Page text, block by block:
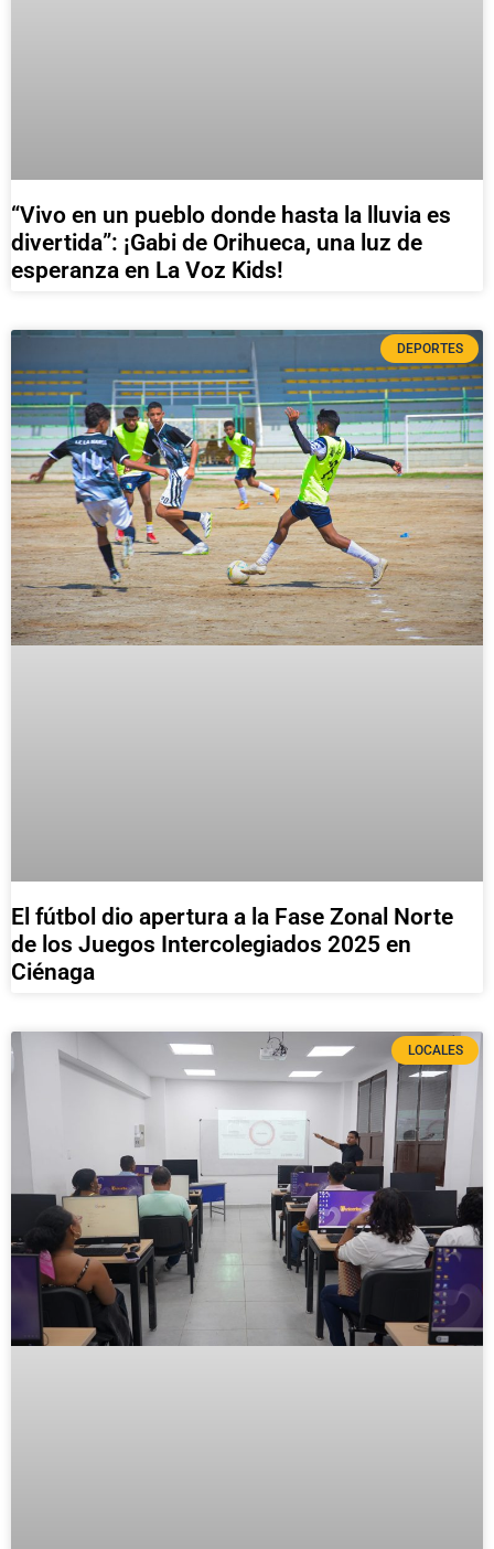
“Vivo en un pueblo donde hasta la lluvia es
divertida”: ¡Gabi de Orihueca, una luz de
esperanza en La Voz Kids!
DEPORTES
El fútbol dio apertura a la Fase Zonal Norte
de los Juegos Intercolegiados 2025 en
Ciénaga
LOCALES